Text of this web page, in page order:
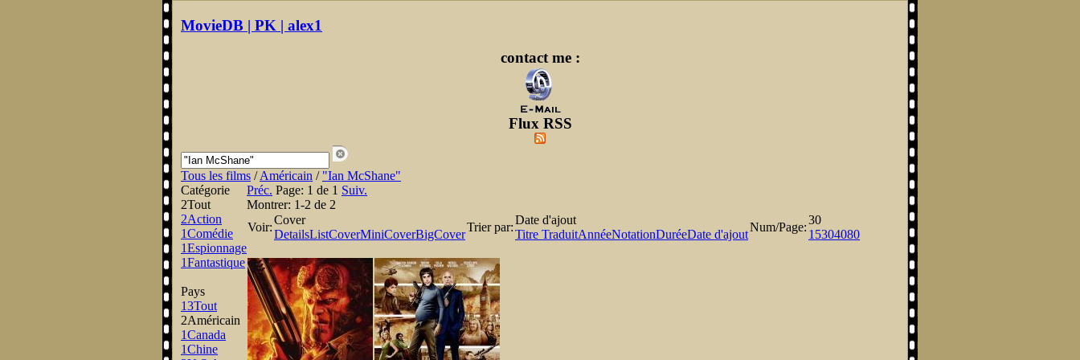
MovieDB | PK | alex1
contact me :
Flux RSS
Tous les films /Américain / "Ian McShane"
Catégorie
2Tout
2Action
1Comédie
1Espionnage
1Fantastique
Pays
13Tout
2Américain
1Canada
1Chine
Préc. Page: 1 de 1 Suiv.
Montrer: 1-2 de 2
Voir:
Cover
DetailsListCoverMiniCoverBigCover
Trier par:
Date d'ajout
Titre TraduitAnnéeNotationDuréeDate d'ajout
Num/Page:
30
15304080